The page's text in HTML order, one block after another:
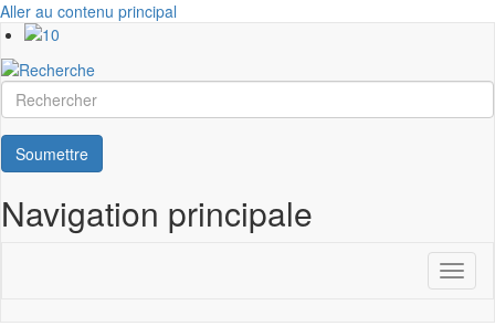
Aller au contenu principal
Rechercher
Soumettre
Navigation principale